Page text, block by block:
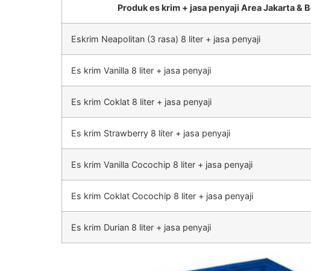
Produk es krim + jasa penyaji Area Jakarta &
Eskrim Neapolitan (3 rasa) 8 liter + jasa penyaji
Es krim Vanilla 8 liter + jasa penyaji
Es krim Coklat 8 liter + jasa penyaji
Es krim Strawberry 8 liter + jasa penyaji
Es krim Vanilla Cocochip 8 liter + jasa penyaji
Es krim Coklat Cocochip 8 liter + jasa penyaji
Es krim Durian 8 liter + jasa penyaji